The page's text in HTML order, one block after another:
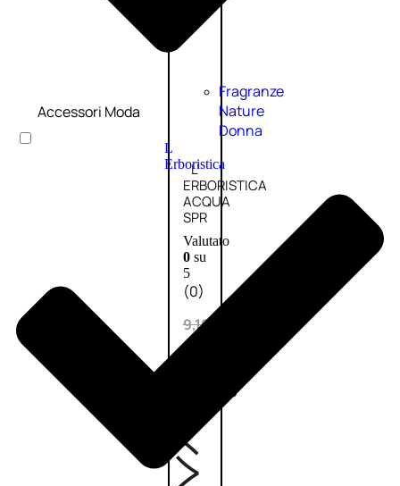
Fragranze
Nature
Donna
L
Erboristica
L’
ERBORISTICA
ACQUA
SPR
Valutato
0su
5
(0)
9,10
6,83
ESAURITO
Accessori Moda